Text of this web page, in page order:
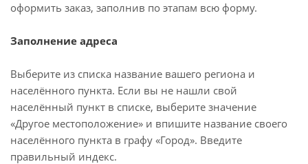
оформить заказ, заполнив по этапам всю форму.
Заполнение адреса
Выберите из списка название вашего региона и
населённого пункта. Если вы не нашли свой
населённый пункт в списке, выберите значение
«Другое местоположение» и впишите название своего
населённого пункта в графу «Город». Введите
правильный индекс.